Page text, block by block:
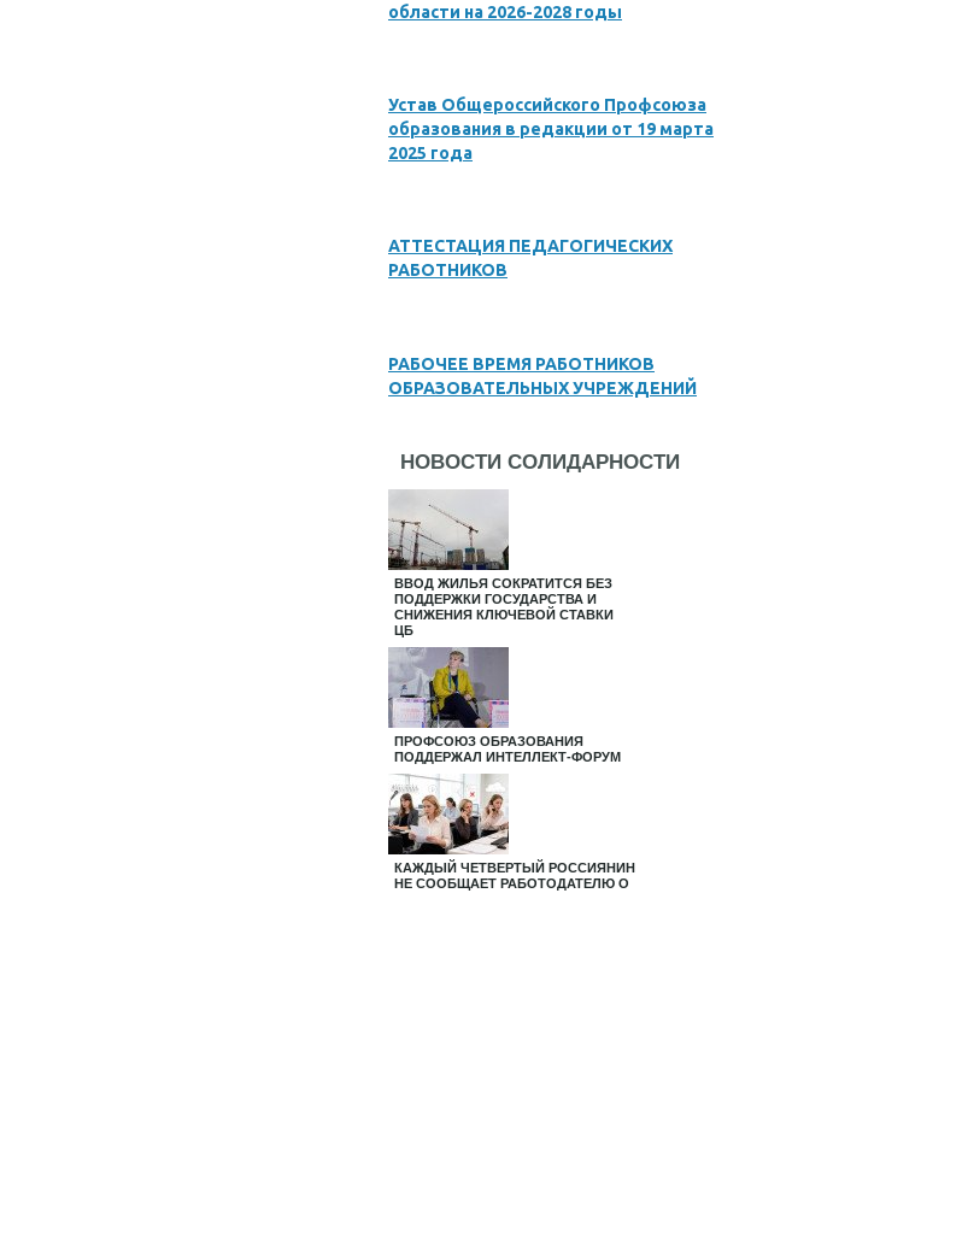
области на 2026-2028 годы
Устав Общероссийского Профсоюза
образования в редакции от 19 марта
2025 года
АТТЕСТАЦИЯ ПЕДАГОГИЧЕСКИХ
РАБОТНИКОВ
РАБОЧЕЕ ВРЕМЯ РАБОТНИКОВ
ОБРАЗОВАТЕЛЬНЫХ УЧРЕЖДЕНИЙ
НОВОСТИ СОЛИДАРНОСТИ
ВВОД ЖИЛЬЯ СОКРАТИТСЯ БЕЗ
ПОДДЕРЖКИ ГОСУДАРСТВА И
СНИЖЕНИЯ КЛЮЧЕВОЙ СТАВКИ
ЦБ
ПРОФСОЮЗ ОБРАЗОВАНИЯ
ПОДДЕРЖАЛ ИНТЕЛЛЕКТ-ФОРУМ
КАЖДЫЙ ЧЕТВЕРТЫЙ РОССИЯНИН
НЕ СООБЩАЕТ РАБОТОДАТЕЛЮ О